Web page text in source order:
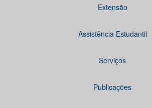
Extensão
Assistência Estudantil
Serviços
Publicações